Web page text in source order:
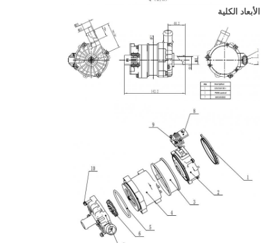
الأبعاد الكلية